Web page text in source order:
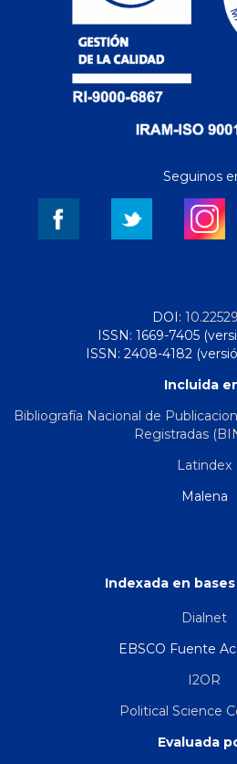
Seguinos
DOI:
ISSN: 1669-7405
ISSN: 2408-4182
Incluida
Bibliografía Nacional de
Registradas
Latindex
Malena
Indexada en
Dialnet
EBSCO Fuente
I2OR
Political Science
Evaluada